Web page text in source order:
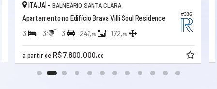
#386
ITAJAÍ - BALNEÁRIO SANTA CLARA
Apartamento no Edifício Brava Villi Soul Residence
3 3 3 241,00 172,00
a partir de R$ 7.800.000,00